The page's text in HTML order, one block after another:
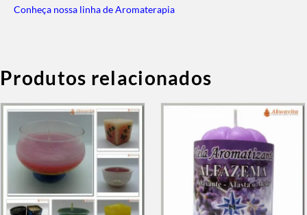
Conheça nossa linha de Aromaterapia
Produtos relacionados